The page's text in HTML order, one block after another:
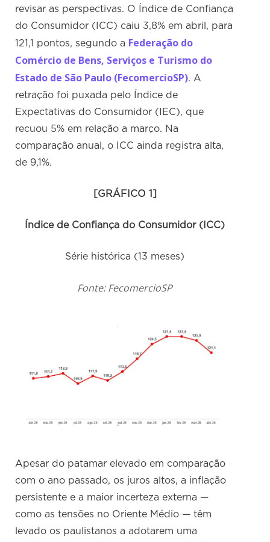
revisar as perspectivas. O Índice de Confiança
do Consumidor (ICC) caiu 3,8% em abril, para
121,1 pontos, segundo a Federação do
Comércio de Bens, Serviços e Turismo do
Estado de São Paulo (FecomercioSP). A
retração foi puxada pelo Índice de
Expectativas do Consumidor (IEC), que
recuou 5% em relação a março. Na
comparação anual, o ICC ainda registra alta,
de 9,1%.
[GRÁFICO 1]
Índice de Confiança do Consumidor (ICC)
Série histórica (13 meses)
Fonte: FecomercioSP
Apesar do patamar elevado em comparação
com o ano passado, os juros altos, a inflação
persistente e a maior incerteza externa —
como as tensões no Oriente Médio — têm
levado os paulistanos a adotarem uma